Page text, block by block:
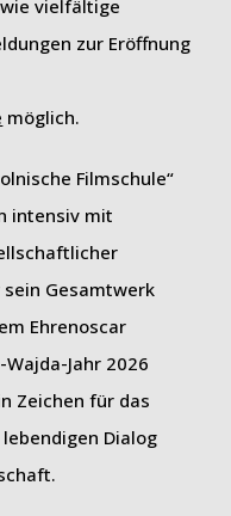
vielfältige
zur Eröffnung
möglich.
Filmschule“
intensiv mit
Gesamtwerk
Ehrenoscar
Jahr 2026
Zeichen für das
Dialog